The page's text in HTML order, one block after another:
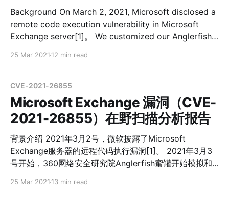
析，但从我们的角度而言，或多或少有些遗漏，甚至有错
误。今天我们将对Mozi的看法总结在下面这篇文章里，以
补充安全社区的分析；同时也为我们对Mozi僵尸网络的持
续关注画上一个句号。 本文将回答以下问题： 1：Mozi除
Background On March 2, 2021, Microsoft disclosed a
remote code execution vulnerability in Microsoft
Exchange server[1]。 We customized our Anglerfish
already
25 Mar 2021 12 min read
CVE-2021-26855
Microsoft Exchange 漏洞（CVE-
2021-26855）在野扫描分析报告
背景介绍 2021年3月2号，微软披露了Microsoft
Exchange服务器的远程代码执行漏洞[1]。 2021年3月3
号开始，360网络安全研究院Anglerfish蜜罐开始模拟和
25 Mar 2021 13 min read